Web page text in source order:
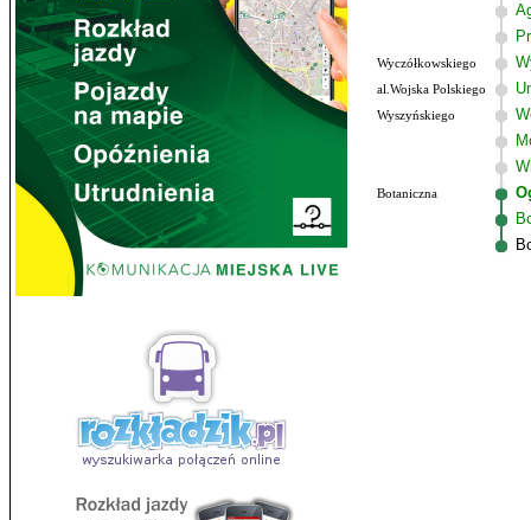
Wyczółkowskiego
al.Wojska Polskiego
Wyszyńskiego
Botaniczna